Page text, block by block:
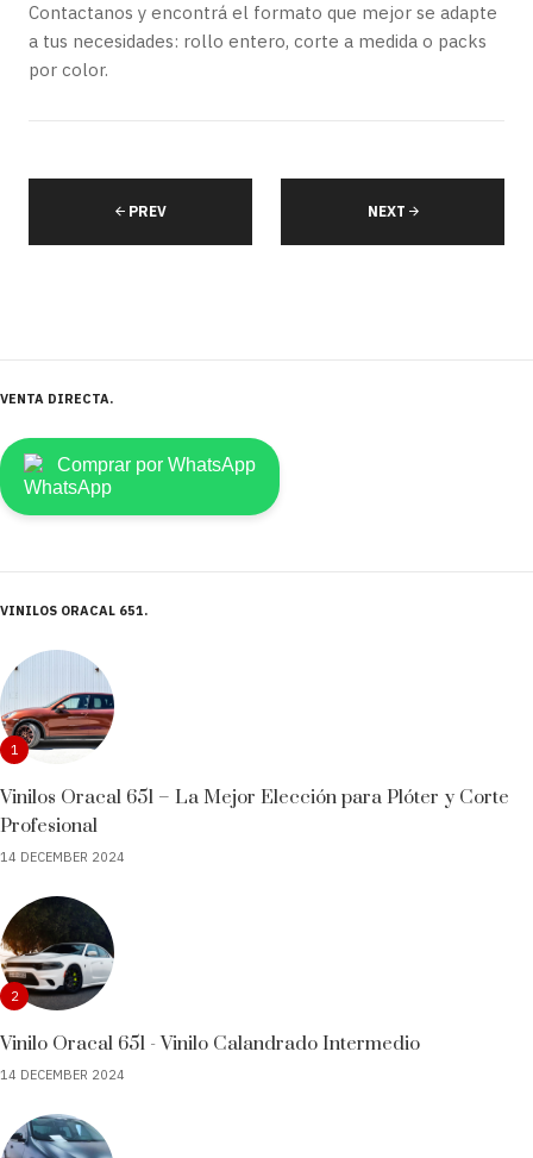
Contactanos y encontrá el formato que mejor se adapte
a tus necesidades: rollo entero, corte a medida o packs
por color.
PREV NEXT
VENTA DIRECTA
Comprar por WhatsApp
VINILOS ORACAL 651
1
Vinilos Oracal 651 – La Mejor Elección para Plóter y Corte
Profesional
14 DECEMBER 2024
2
Vinilo Oracal 651 - Vinilo Calandrado Intermedio
14 DECEMBER 2024